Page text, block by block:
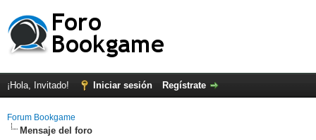
¡Hola, Invitado! Iniciar sesión Regístrate
Forum Bookgame
Mensaje del foro